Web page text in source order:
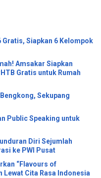
Gratis, Siapkan 6 Kelompok
Amsakar Siapkan
Gratis untuk Rumah
Sekupang
Public Speaking untuk
Diri Sejumlah
ke PWI Pusat
“Flavours of
Lewat Cita Rasa Indonesia